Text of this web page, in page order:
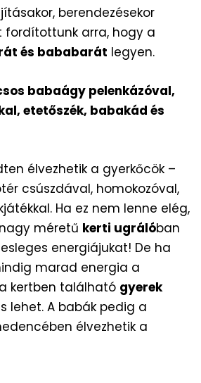
berendezésekor
fordítottunk arra, hogy a
és bababarát legyen.
babaágy pelenkázóval,
etetőszék, babakád és
élvezhetik a gyerkőcök –
csúszdával, homokozóval,
Ha ez nem lenne elég,
méretű kerti ugrálóban
energiájukat! De ha
marad energia a
kertben található gyerek
lehet. A babák pedig a
élvezhetik a